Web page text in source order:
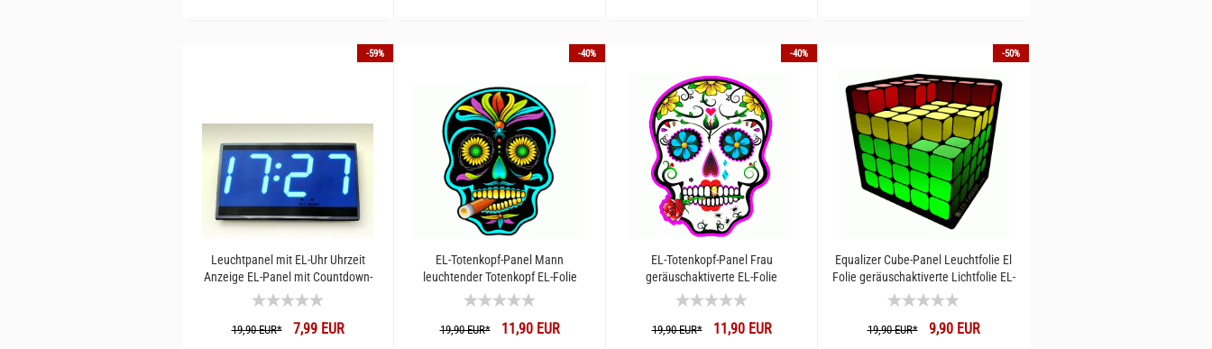
-59%
Leuchtpanel mit EL-Uhr Uhrzeit
Anzeige EL-Panel mit Countdown-
Funktion
19,90 EUR*7,99 EUR
-40%
EL-Totenkopf-Panel Mann
leuchtender Totenkopf EL-Folie
19,90 EUR*11,90 EUR
-40%
EL-Totenkopf-Panel Frau
geräuschaktiverte EL-Folie
19,90 EUR*11,90 EUR
-50%
Equalizer Cube-Panel Leuchtfolie El
Folie geräuschaktiverte Lichtfolie EL-
Folie
19,90 EUR*9,90 EUR